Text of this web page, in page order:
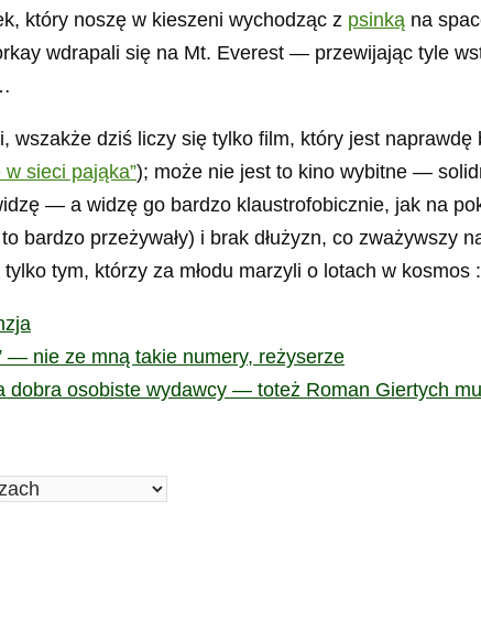
który noszę w kieszeni wychodząc z psinką na
wdrapali się na Mt. Everest — przewijając tyle
wszakże dziś liczy się tylko film, który jest
w sieci pająka”); może nie jest to kino wybitne —
— a widzę go bardzo klaustrofobicznie, jak na
bardzo przeżywały) i brak dłużyzn, co zważywszy
tym, którzy za młodu marzyli o lotach w kosmos
— nie ze mną takie numery, reżyserze
dobra osobiste wydawcy — toteż Roman Giertych